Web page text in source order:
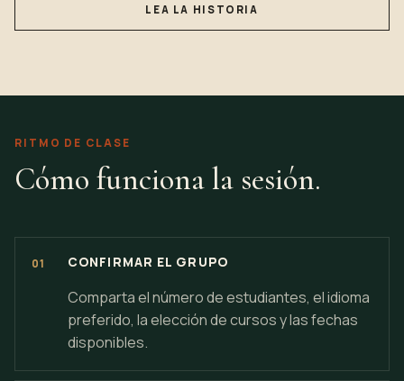
LEA LA HISTORIA
RITMO DE CLASE
Cómo funciona la sesión.
CONFIRMAR EL GRUPO
Comparta el número de estudiantes, el idioma
preferido, la elección de cursos y las fechas
disponibles.